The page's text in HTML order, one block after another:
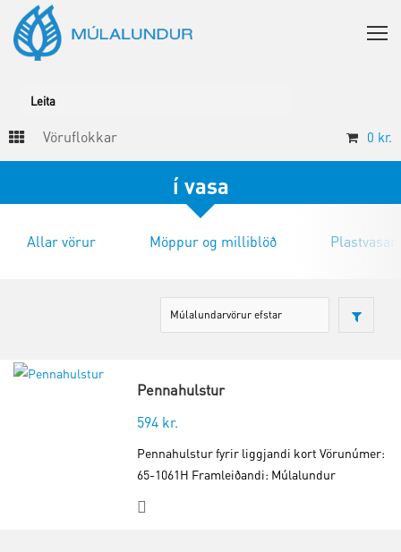
Vöruflokkar 0 kr.
í vasa
Allar vörur Möppur og milliblöð
Pennahulstur
594 kr.
Pennahulstur fyrir liggjandi kort Vörunúmer:
65-1061H Framleiðandi: Múlalundur